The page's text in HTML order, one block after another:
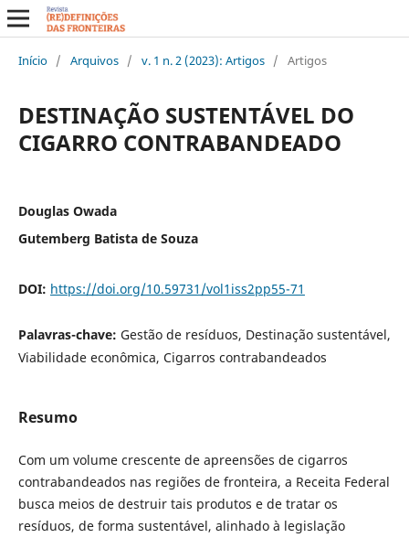
Início / Arquivos / v. 1 n. 2 (2023): Artigos / Artigos
DESTINAÇÃO SUSTENTÁVEL DO
CIGARRO CONTRABANDEADO
Douglas Owada
Gutemberg Batista de Souza
DOI: https://doi.org/10.59731/vol1iss2pp55-71
Palavras-chave: Gestão de resíduos, Destinação sustentável,
Viabilidade econômica, Cigarros contrabandeados
Resumo
Com um volume crescente de apreensões de cigarros
contrabandeados nas regiões de fronteira, a Receita Federal
busca meios de destruir tais produtos e de tratar os
resíduos, de forma sustentável, alinhado à legislação